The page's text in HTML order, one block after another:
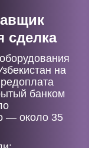
сделка
на
банком
— около 35